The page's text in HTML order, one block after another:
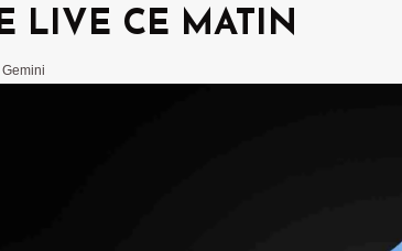
LIVE CE MATIN